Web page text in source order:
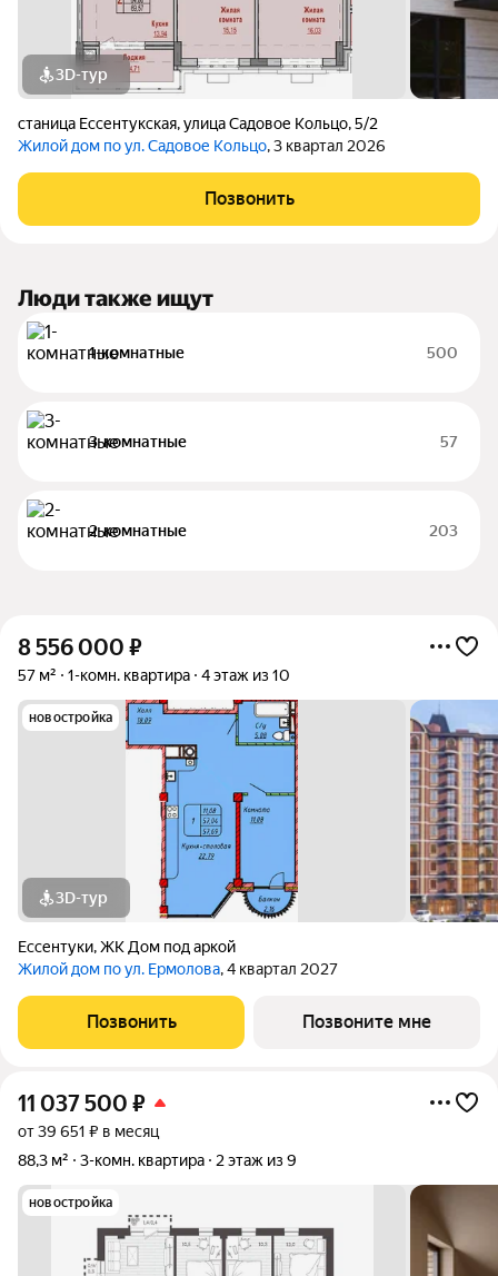
3D-тур
станица Ессентукская,улица Садовое Кольцо,5/2
Жилой дом по ул. Садовое Кольцо, 3 квартал 2026
Позвонить
Люди также ищут
1-комнатные 500
3-комнатные 57
2-комнатные 203
8 556 000 ₽
57 м² 1-комн. квартира 4 этаж из 10
новостройка
3D-тур
Ессентуки,ЖК Дом под аркой
Жилой дом по ул. Ермолова, 4 квартал 2027
Позвонить Позвоните мне
11 037 500 ₽
от 39 651 ₽ в месяц
88,3 м²
3-комн. квартира 2 этаж из 9
новостройка